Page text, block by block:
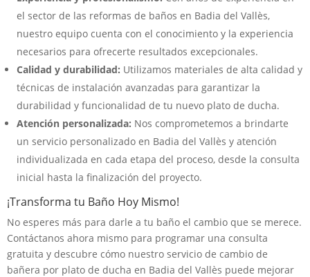
el sector de las reformas de baños en Badia del Vallès,
nuestro equipo cuenta con el conocimiento y la experiencia
necesarios para ofrecerte resultados excepcionales.
Calidad y durabilidad: Utilizamos materiales de alta calidad y
técnicas de instalación avanzadas para garantizar la
durabilidad y funcionalidad de tu nuevo plato de ducha.
Atención personalizada: Nos comprometemos a brindarte
un servicio personalizado en Badia del Vallès y atención
individualizada en cada etapa del proceso, desde la consulta
inicial hasta la finalización del proyecto.
¡Transforma tu Baño Hoy Mismo!
No esperes más para darle a tu baño el cambio que se merece.
Contáctanos ahora mismo para programar una consulta
gratuita y descubre cómo nuestro servicio de cambio de
bañera por plato de ducha en Badia del Vallès puede mejorar